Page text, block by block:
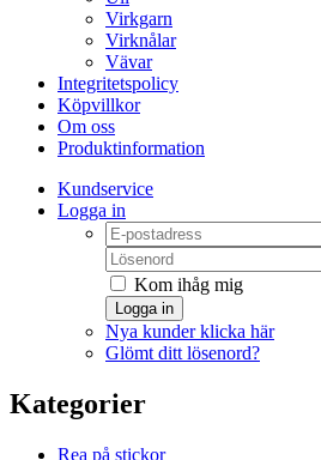
Virkgarn
Virknålar
Vävar
Integritetspolicy
Köpvillkor
Om oss
Produktinformation
Kundservice
Logga in
Kom ihåg mig
Logga in
Nya kunder klicka här
Glömt ditt lösenord?
Kategorier
Rea på stickor